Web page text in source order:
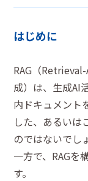
はじめに
RAG（
成）は、生成AI
内ドキュメント
した、あるいは
のではないでし
一方で、RAGを
す。